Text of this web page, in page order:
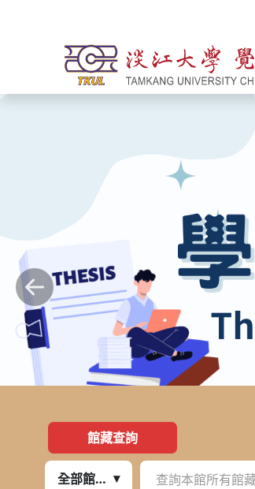
Previous
館藏查詢
全部館藏